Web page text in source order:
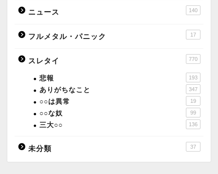
ニュース 140
フルメタル・パニック 17
スレタイ 770
悲報 193
ありがちなこと 347
○○は異常 19
○○な奴 99
三大○○ 136
未分類 37